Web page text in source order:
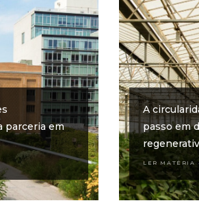
parceria em
A
passo em
LER MATÉRIA